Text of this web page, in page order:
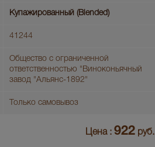
Купажированный (Blended)
41244
Общество с ограниченной
ответственностью "Виноконьячный
завод "Альянс-1892"
Только самовывоз
Цена : 922 руб.